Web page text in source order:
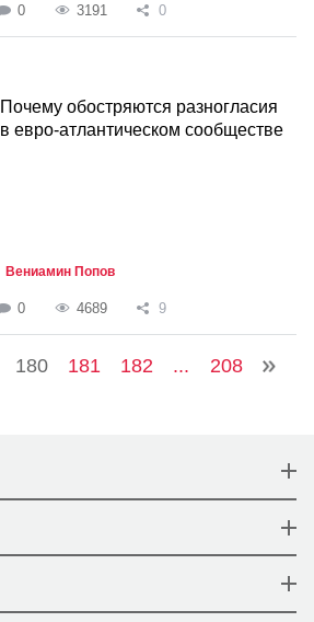
0 3191 0
Почему обостряются разногласия
в евро-атлантическом сообществе
Вениамин Попов
0 4689 9
180 181 182 ... 208